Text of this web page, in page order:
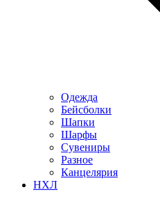
Одежда
Бейсболки
Шапки
Шарфы
Сувениры
Разное
Канцелярия
НХЛ